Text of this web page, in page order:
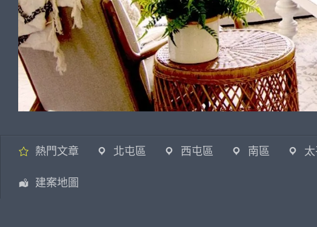
熱門文章 北屯區 西屯區 南區
建案地圖